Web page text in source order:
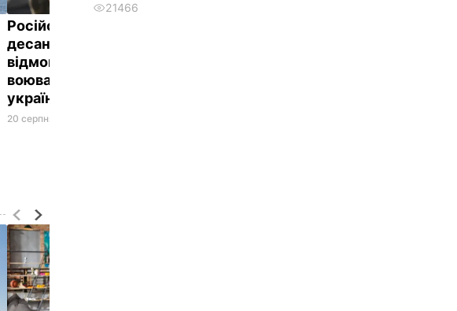
Російські офіцери-
десантники
відмовляються їхати
воювати в Україну –
українська розвідка
20 серпня, 20.19
21466